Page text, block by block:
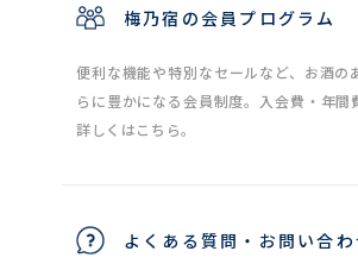
梅乃宿の会員プログラム
便利な機能や特別なセールなど、お酒の
らに豊かになる会員制度。入会費・年間
詳しくはこちら。
よくある質問・お問い合わ